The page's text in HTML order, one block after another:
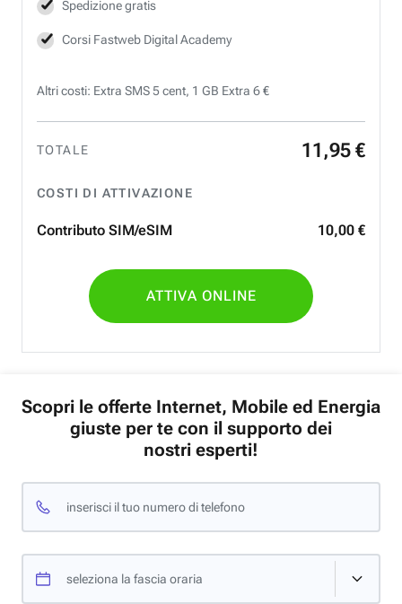
Spedizione gratis
Corsi Fastweb Digital Academy
Altri costi: Extra SMS 5 cent, 1 GB Extra 6 €
TOTALE 11 ,95 €
COSTI DI ATTIVAZIONE
Contributo SIM/eSIM 10,00 €
ATTIVA ONLINE
Scopri le offerte Internet, Mobile ed Energia
giuste per te con il supporto dei
nostri esperti!
inserisci il tuo numero di telefono
seleziona la fascia oraria